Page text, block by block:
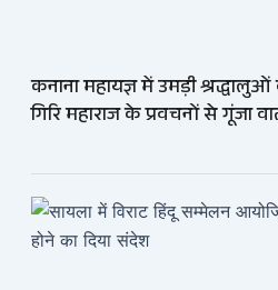
कनाना महायज्ञ में उमड़ी
गिरि महाराज के प्रवचनों से गूंजा